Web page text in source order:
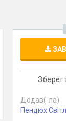
Додав(-ла)
Пендюх